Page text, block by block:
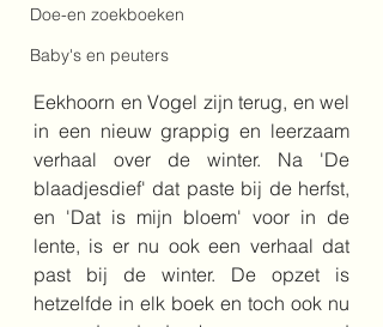
Doe-en zoekboeken
Baby's en peuters
Eekhoorn en Vogel zijn terug, en wel
in een nieuw grappig en leerzaam
verhaal over de winter. Na 'De
blaadjesdief' dat paste bij de herfst,
en 'Dat is mijn bloem' voor in de
lente, is er nu ook een verhaal dat
past bij de winter. De opzet is
hetzelfde in elk boek en toch ook nu